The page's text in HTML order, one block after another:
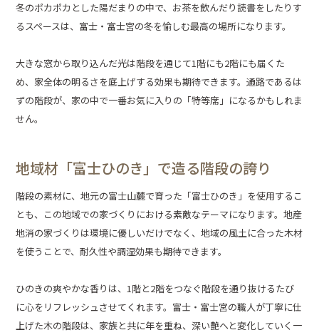
冬のポカポカとした陽だまりの中で、お茶を飲んだり読書をしたりす
るスペースは、富士・富士宮の冬を愉しむ最高の場所になります。
大きな窓から取り込んだ光は階段を通じて1階にも2階にも届くた
め、家全体の明るさを底上げする効果も期待できます。通路であるは
ずの階段が、家の中で一番お気に入りの「特等席」になるかもしれま
せん。
地域材「富士ひのき」で造る階段の誇り
階段の素材に、地元の富士山麓で育った「富士ひのき」を使用するこ
とも、この地域での家づくりにおける素敵なテーマになります。地産
地消の家づくりは環境に優しいだけでなく、地域の風土に合った木材
を使うことで、耐久性や調湿効果も期待できます。
ひのきの爽やかな香りは、1階と2階をつなぐ階段を通り抜けるたび
に心をリフレッシュさせてくれます。富士・富士宮の職人が丁寧に仕
上げた木の階段は、家族と共に年を重ね、深い艶へと変化していく一